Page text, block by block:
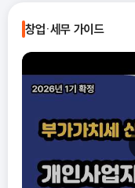
지방 제조업은 식물
제조하는 활동으로
창업·세무 가이드